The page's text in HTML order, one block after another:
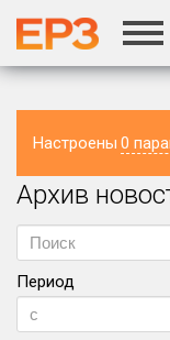
Настроены 0
Регион
Архив
Период